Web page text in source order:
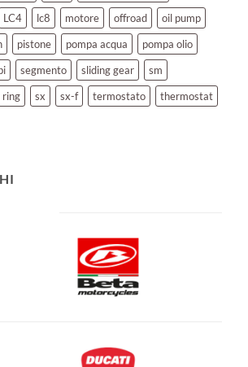
LC4 lc8 motore offroad
oil pump
pistone pompa acqua
pompa olio
segmento sliding gear
sm
ring sx sx-f termostato
thermostat